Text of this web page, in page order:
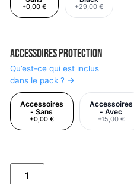
+0,00 € +29,00 €
Accessoires Protection
Qu’est-ce qui est inclus
dans le pack ? →
Accessoires
- Sans
+0,00 €
Accessoires
- Avec
+15,00 €